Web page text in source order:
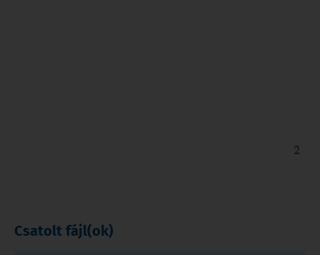
Csatolt fájl(ok)